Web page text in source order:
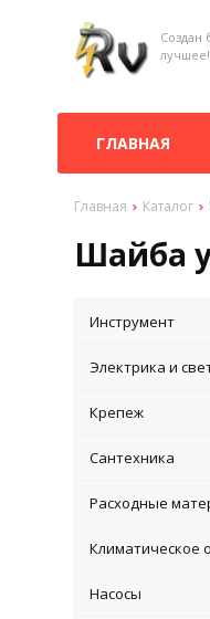
Создан
лучшее!
ГЛАВНАЯ
Главная Каталог
Шайба
Инструмент
Электрика и
Крепеж
Сантехника
Расходные
Климатическое
Насосы